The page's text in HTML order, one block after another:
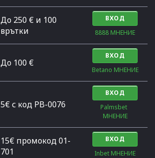
До 250 € и 100
врътки
ВХОД
8888 МНЕНИЕ
Дo 100 €
ВХОД
Betano МНЕНИЕ
5€ с код PB-0076
ВХОД
Palmsbet
МНЕНИЕ
15€ промокод 01-
701
ВХОД
Inbet МНЕНИЕ